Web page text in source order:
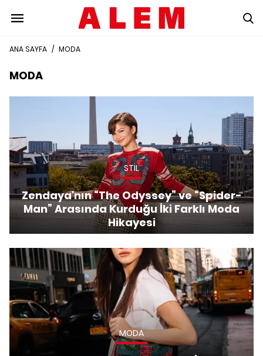
ANA SAYFA / MODA
MODA
STİL
Zendaya'nın “The Odyssey” ve “Spider-
Man” Arasında Kurduğu İki Farklı Moda
Hikayesi
MODA